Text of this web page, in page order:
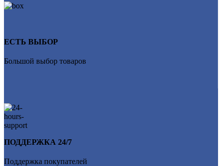
ЕСТЬ ВЫБОР
Большой выбор товаров
ПОДДЕРЖКА 24/7
Поддержка покупателей